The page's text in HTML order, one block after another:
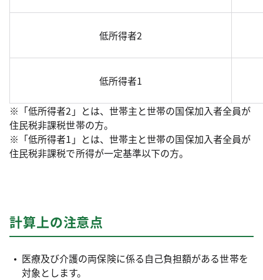
低所得者2
低所得者1
※「低所得者2」とは、世帯主と世帯の国保加入者全員が
住民税非課税世帯の方。
※「低所得者1」とは、世帯主と世帯の国保加入者全員が
住民税非課税で所得が一定基準以下の方。
計算上の注意点
医療及び介護の両保険に係る自己負担額がある世帯を
対象とします。